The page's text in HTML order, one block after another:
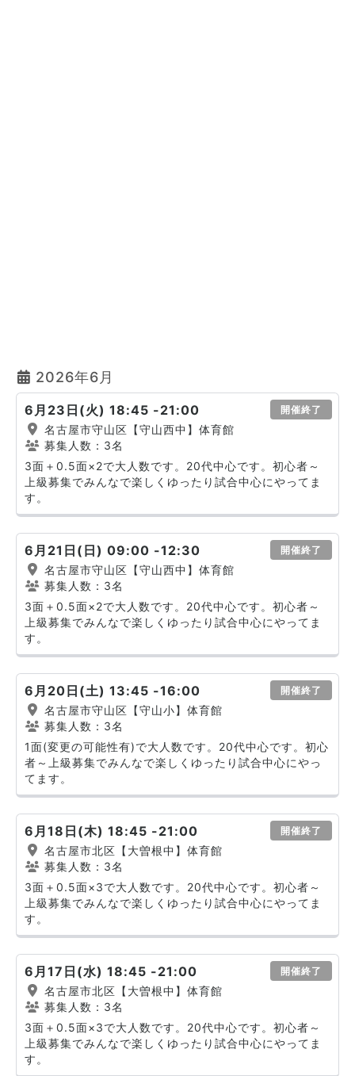
2026年6月
6月23日(火) 18:45 -21:00 開催終了
名古屋市守山区【守山西中】体育館
募集人数：3名
3面＋0.5面×2で大人数です。20代中心です。初心者～
上級募集でみんなで楽しくゆったり試合中心にやってま
す。
6月21日(日) 09:00 -12:30 開催終了
名古屋市守山区【守山西中】体育館
募集人数：3名
3面＋0.5面×2で大人数です。20代中心です。初心者～
上級募集でみんなで楽しくゆったり試合中心にやってま
す。
6月20日(土) 13:45 -16:00 開催終了
名古屋市守山区【守山小】体育館
募集人数：3名
1面(変更の可能性有)で大人数です。20代中心です。初心
者～上級募集でみんなで楽しくゆったり試合中心にやっ
てます。
6月18日(木) 18:45 -21:00 開催終了
名古屋市北区【大曽根中】体育館
募集人数：3名
3面＋0.5面×3で大人数です。20代中心です。初心者～
上級募集でみんなで楽しくゆったり試合中心にやってま
す。
6月17日(水) 18:45 -21:00 開催終了
名古屋市北区【大曽根中】体育館
募集人数：3名
3面＋0.5面×3で大人数です。20代中心です。初心者～
上級募集でみんなで楽しくゆったり試合中心にやってま
す。